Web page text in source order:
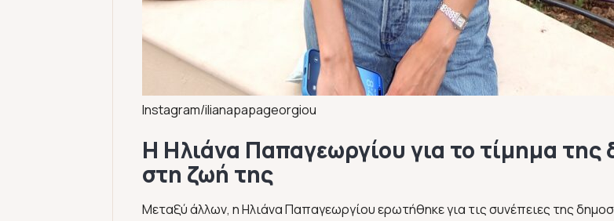
Instagram/ilianapapageorgiou
Η Ηλιάνα Παπαγεωργίου για το τίμημα της
στη ζωή της
Μεταξύ άλλων, η Ηλιάνα Παπαγεωργίου ερωτήθηκε για τις συνέπειες της